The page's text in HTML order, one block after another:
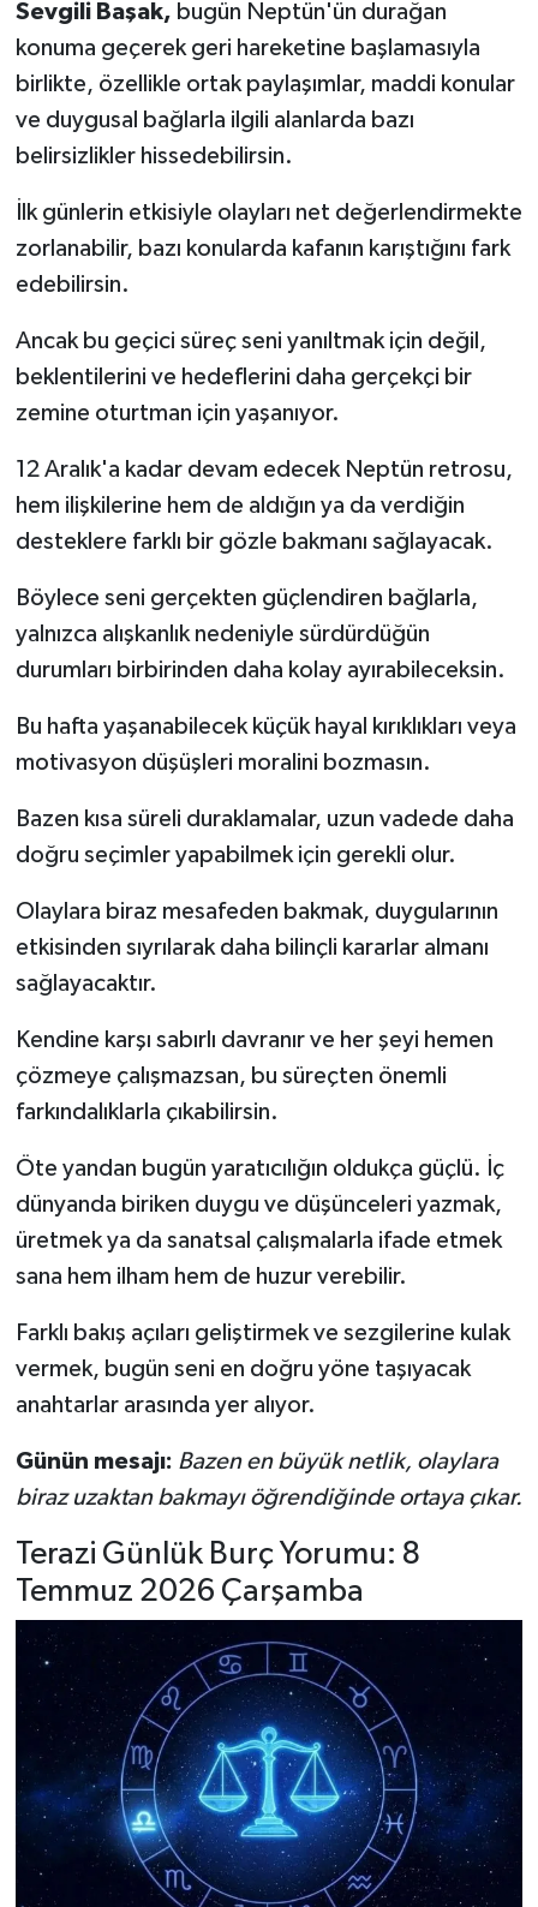
Sevgili Başak, bugün Neptün'ün durağan
konuma geçerek geri hareketine başlamasıyla
birlikte, özellikle ortak paylaşımlar, maddi konular
ve duygusal bağlarla ilgili alanlarda bazı
belirsizlikler hissedebilirsin.
İlk günlerin etkisiyle olayları net değerlendirmekte
zorlanabilir, bazı konularda kafanın karıştığını fark
edebilirsin.
Ancak bu geçici süreç seni yanıltmak için değil,
beklentilerini ve hedeflerini daha gerçekçi bir
zemine oturtman için yaşanıyor.
12 Aralık'a kadar devam edecek Neptün retrosu,
hem ilişkilerine hem de aldığın ya da verdiğin
desteklere farklı bir gözle bakmanı sağlayacak.
Böylece seni gerçekten güçlendiren bağlarla,
yalnızca alışkanlık nedeniyle sürdürdüğün
durumları birbirinden daha kolay ayırabileceksin.
Bu hafta yaşanabilecek küçük hayal kırıklıkları veya
motivasyon düşüşleri moralini bozmasın.
Bazen kısa süreli duraklamalar, uzun vadede daha
doğru seçimler yapabilmek için gerekli olur.
Olaylara biraz mesafeden bakmak, duygularının
etkisinden sıyrılarak daha bilinçli kararlar almanı
sağlayacaktır.
Kendine karşı sabırlı davranır ve her şeyi hemen
çözmeye çalışmazsan, bu süreçten önemli
farkındalıklarla çıkabilirsin.
Öte yandan bugün yaratıcılığın oldukça güçlü. İç
dünyanda biriken duygu ve düşünceleri yazmak,
üretmek ya da sanatsal çalışmalarla ifade etmek
sana hem ilham hem de huzur verebilir.
Farklı bakış açıları geliştirmek ve sezgilerine kulak
vermek, bugün seni en doğru yöne taşıyacak
anahtarlar arasında yer alıyor.
Günün mesajı: Bazen en büyük netlik, olaylara
biraz uzaktan bakmayı öğrendiğinde ortaya çıkar.
Terazi Günlük Burç Yorumu: 8
Temmuz 2026 Çarşamba